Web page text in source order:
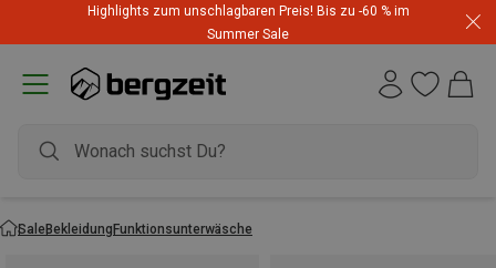
Highlights zum unschlagbaren Preis! Bis zu -60 % im
Summer Sale
SaleBekleidungFunktionsunterwäsche